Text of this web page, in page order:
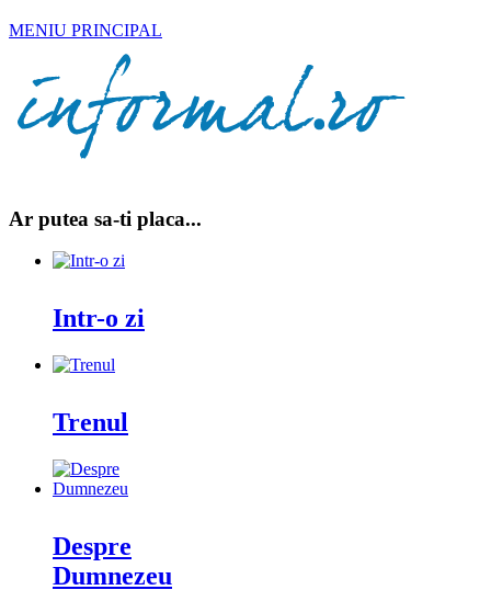
MENIU PRINCIPAL
Ar putea sa-ti placa...
Intr-o zi
Trenul
Despre
Dumnezeu